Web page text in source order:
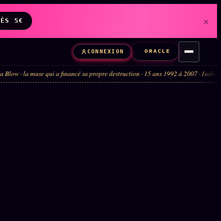
5€ ×
CONNEXION ORACLE
a financé sa propre destruction · 15 ans 1992 à 2007 · Isabella suicide